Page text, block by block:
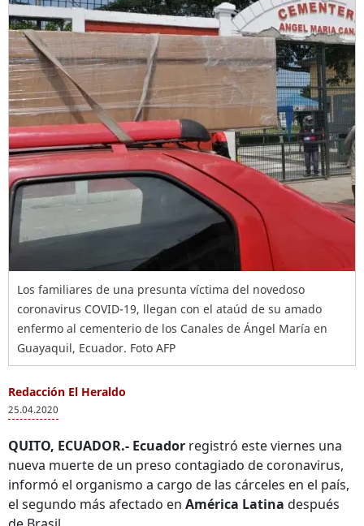
Los familiares de una presunta víctima del novedoso
coronavirus COVID-19, llegan con el ataúd de su amado
enfermo al cementerio de los Canales de Ángel María en
Guayaquil, Ecuador. Foto AFP
Redacción El Heraldo
25.04.2020
QUITO, ECUADOR.- Ecuador registró este viernes una
nueva muerte de un preso contagiado de coronavirus,
informó el organismo a cargo de las cárceles en el país,
el segundo más afectado en América Latina después